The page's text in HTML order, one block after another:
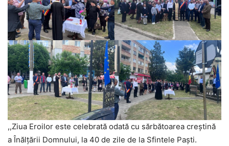
,,Ziua Eroilor este celebrată odată cu sărbătoarea creștină
a Înălţării Domnului, la 40 de zile de la Sfintele Paşti.